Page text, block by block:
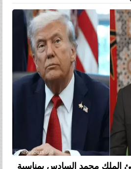
الملك محمد السادس بمناسبة